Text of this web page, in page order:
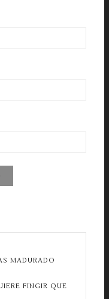
MADURADO
FINGIR QUE